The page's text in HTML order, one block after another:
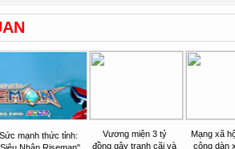
Sức mạnh thức tỉnh:
Vương miện 3 tỷ
đồng gây tranh cãi và
Mạng xã
công dàn